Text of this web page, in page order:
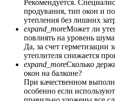
Рекомендуется.
продувания, тип окон и
утепления без лишних
expand_moreМожет ли
повлиять на уровень
Да, за счет герметизации
утеплителя снижается
expand_moreСколько
окон на балконе?
При качественном
особенно если